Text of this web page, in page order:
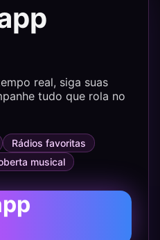
real, siga suas
tudo que rola no
Rádios favoritas
musical